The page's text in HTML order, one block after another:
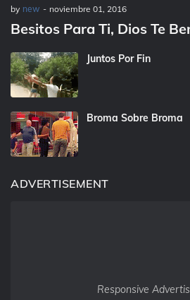
by new - noviembre 01, 2016
Besitos Para Ti, Dios Te
Juntos Por Fin
Broma Sobre Broma
ADVERTISEMENT
Responsive